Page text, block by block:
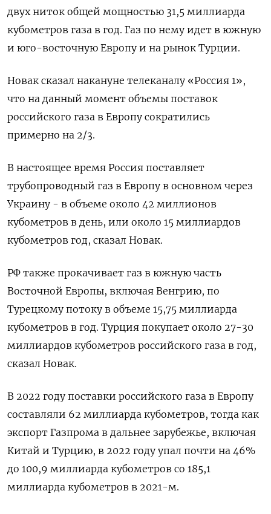
двух ниток общей мощностью 31,5 миллиарда
кубометров газа в год. Газ по нему идет в южную
и юго-восточную Европу и на рынок Турции.
Новак сказал накануне телеканалу «Россия 1»,
что на данный момент объемы поставок
российского газа в Европу сократились
примерно на 2/3.
В настоящее время Россия поставляет
трубопроводный газ в Европу в основном через
Украину - в объеме около 42 миллионов
кубометров в день, или около 15 миллиардов
кубометров год, сказал Новак.
РФ также прокачивает газ в южную часть
Восточной Европы, включая Венгрию, по
Турецкому потоку в объеме 15,75 миллиарда
кубометров в год. Турция покупает около 27-30
миллиардов кубометров российского газа в год,
сказал Новак.
В 2022 году поставки российского газа в Европу
составляли 62 миллиарда кубометров, тогда как
экспорт Газпрома в дальнее зарубежье, включая
Китай и Турцию, в 2022 году упал почти на 46%
до 100,9 миллиарда кубометров со 185,1
миллиарда кубометров в 2021-м.